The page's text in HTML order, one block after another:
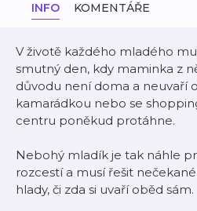
INFO KOMENTÁŘE
V životě každého mladého
smutný den, kdy maminka z
důvodu není doma a neuvaří
kamarádkou nebo se
centru poněkud protáhne.
Nebohý mladík je tak náhle
rozcestí a musí řešit
hlady, či zda si uvaří oběd sám.